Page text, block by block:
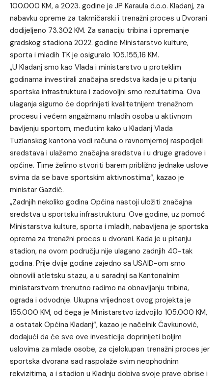
100.000 KM, a 2023. godine je JP Karaula d.o.o. Kladanj, za
nabavku opreme za takmičarski i trenažni proces u Dvorani
dodijeljeno 73.302 KM. Za sanaciju tribina i opremanje
gradskog stadiona 2022. godine Ministarstvo kulture,
sporta i mladih TK je osiguralo 105.155,16 KM.
„U Kladanj smo kao Vlada i ministarstvo u proteklim
godinama investirali značajna sredstva kada je u pitanju
sportska infrastruktura i zadovoljni smo rezultatima. Ova
ulaganja sigurno će doprinijeti kvalitetnijem trenažnom
procesu i većem angažmanu mladih osoba u aktivnom
bavljenju sportom, međutim kako u Kladanj Vlada
Tuzlanskog kantona vodi računa o ravnomjernoj raspodjeli
sredstava i ulažemo značajna sredstva i u druge gradove i
općine. Time želimo stvoriti barem približno jednake uslove
svima da se bave sportskim aktivnostima“, kazao je
ministar Gazdić.
„Zadnjih nekoliko godina Općina nastoji uložiti značajna
sredstva u sportsku infrastrukturu. Ove godine, uz pomoć
Ministarstva kulture, sporta i mladih, nabavljena je sportska
oprema za trenažni proces u dvorani. Kada je u pitanju
stadion, na ovom području nije ulagano zadnjih 40-tak
godina. Prije dvije godine zajedno sa USAID-om smo
obnovili atletsku stazu, a u saradnji sa Kantonalnim
ministarstvom trenutno radimo na obnavljanju tribina,
ograda i odvodnje. Ukupna vrijednost ovog projekta je
155.000 KM, od čega je Ministarstvo izdvojilo 105.000 KM,
a ostatak Općina Kladanj“, kazao je načelnik Čavkunović,
dodajući da će sve ove investicije doprinijeti boljim
uslovima za mlade osobe, za cjelokupan trenažni proces jer
sportska dvorana sad raspolaže svim neophodnim
rekvizitima, a i stadion u Kladnju dobiva svoje prave obrise i